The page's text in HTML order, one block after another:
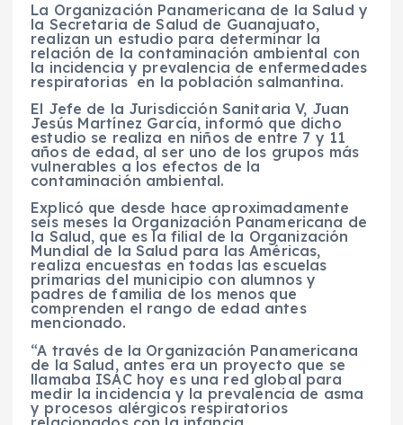
La Organización Panamericana de la Salud y
la Secretaria de Salud de Guanajuato,
realizan un estudio para determinar la
relación de la contaminación ambiental con
la incidencia y prevalencia de enfermedades
respiratorias en la población salmantina.
El Jefe de la Jurisdicción Sanitaria V, Juan
Jesús Martínez García, informó que dicho
estudio se realiza en niños de entre 7 y 11
años de edad, al ser uno de los grupos más
vulnerables a los efectos de la
contaminación ambiental.
Explicó que desde hace aproximadamente
seis meses la Organización Panamericana de
la Salud, que es la filial de la Organización
Mundial de la Salud para las Américas,
realiza encuestas en todas las escuelas
primarias del municipio con alumnos y
padres de familia de los menos que
comprenden el rango de edad antes
mencionado.
“A través de la Organización Panamericana
de la Salud, antes era un proyecto que se
llamaba ISAC hoy es una red global para
medir la incidencia y la prevalencia de asma
y procesos alérgicos respiratorios